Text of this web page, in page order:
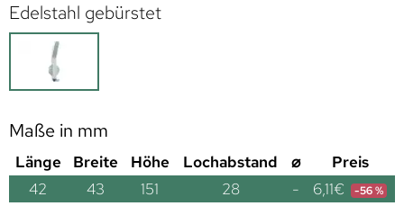
Edelstahl gebürstet
Maße in mm
Länge Breite Höhe Lochabstand ⌀
Preis
42
43 151 28 - 6,11€ -56 %